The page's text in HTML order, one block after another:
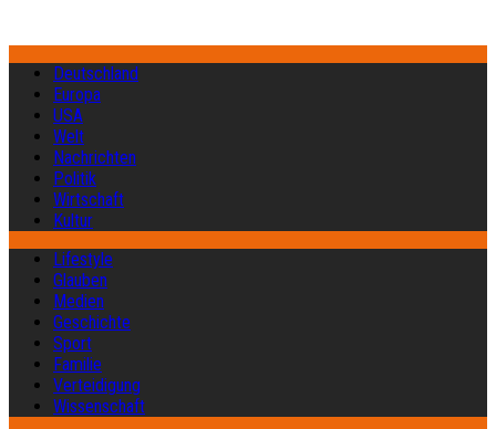
Deutschland
Europa
USA
Welt
Nachrichten
Politik
Wirtschaft
Kultur
Lifestyle
Glauben
Medien
Geschichte
Sport
Familie
Verteidigung
Wissenschaft